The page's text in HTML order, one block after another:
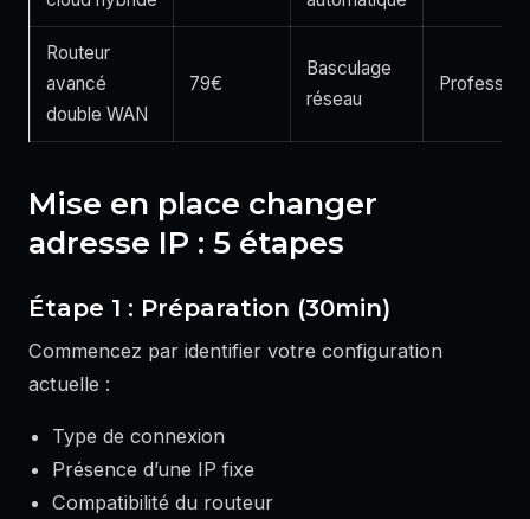
Routeur
avancé
double WAN
79€
Basculage
réseau
Mise en place changer
adresse IP : 5 étapes
Étape 1 : Préparation (30min)
Commencez par identifier votre configuration
actuelle :
Type de connexion
Présence d’une IP fixe
Compatibilité du routeur